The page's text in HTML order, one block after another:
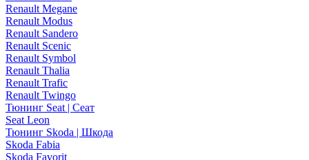
Renault Megane
Renault Modus
Renault Sandero
Renault Scenic
Renault Symbol
Renault Thalia
Renault Trafic
Renault Twingo
Тюнинг Seat | Сеат
Seat Leon
Тюнинг Skoda | Шкода
Skoda Fabia
Skoda Favorit